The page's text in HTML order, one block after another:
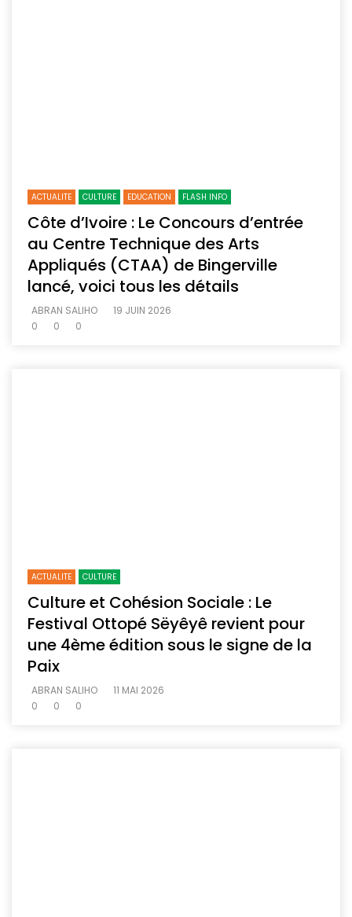
ACTUALITE CULTURE EDUCATION FLASH INFO
Côte d’Ivoire : Le Concours d’entrée
au Centre Technique des Arts
Appliqués (CTAA) de Bingerville
lancé, voici tous les détails
ABRAN SALIHO
19 JUIN 2026
0
0 0
ACTUALITE CULTURE
Culture et Cohésion Sociale : Le
Festival Ottopé Sëyêyê revient pour
une 4ème édition sous le signe de la
Paix
ABRAN SALIHO
11 MAI 2026
0
0 0